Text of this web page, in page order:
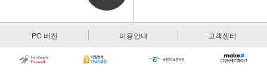
PC 버전 이용안내 고객센터